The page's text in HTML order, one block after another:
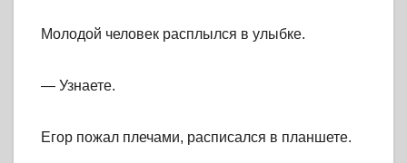
Молодой человек расплылся в улыбке.
— Узнаете.
Егор пожал плечами, расписался в планшете.